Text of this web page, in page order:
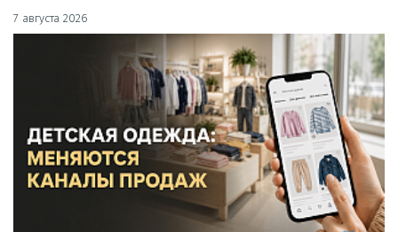
7 августа 2026